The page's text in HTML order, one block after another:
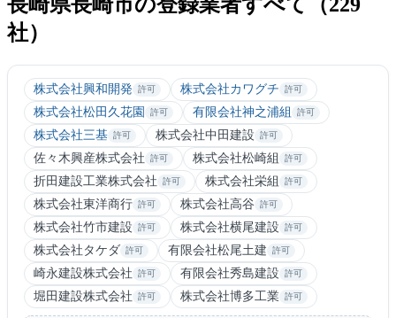
社）
株式会社興和開発 許可 株式会社カワグチ 許可
株式会社松田久花園 許可 有限会社神之浦組 許可
株式会社三基 許可 株式会社中田建設 許可
佐々木興産株式会社 許可 株式会社松崎組 許可
折田建設工業株式会社 許可 株式会社栄組 許可
株式会社東洋商行 許可 株式会社高谷 許可
株式会社竹市建設 許可 株式会社横尾建設 許可
株式会社タケダ 許可 有限会社松尾土建 許可
崎永建設株式会社 許可 有限会社秀島建設 許可
堀田建設株式会社 許可 株式会社博多工業 許可